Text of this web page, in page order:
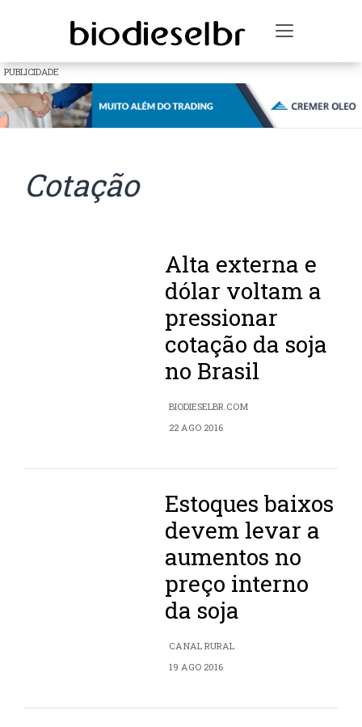
Toggle
PUBLICIDADE
Cotação
Alta externa e
dólar voltam a
pressionar
cotação da soja
no Brasil
BIODIESELBR.COM
22 AGO 2016
Estoques baixos
devem levar a
aumentos no
preço interno
da soja
CANAL RURAL
19 AGO 2016